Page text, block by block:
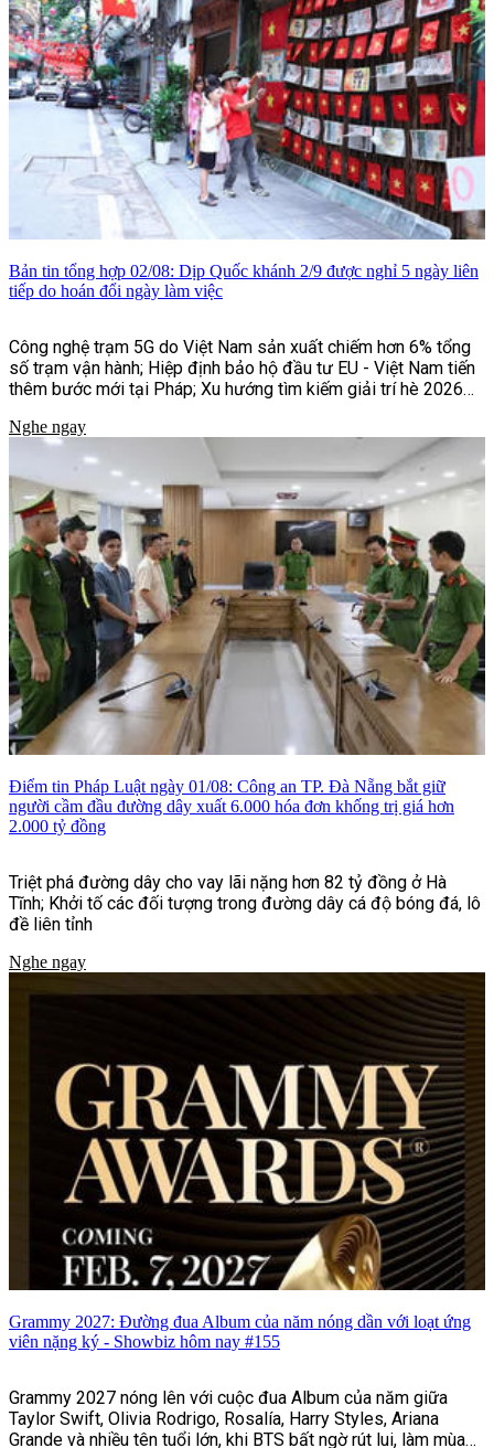
Bản tin tổng hợp 02/08: Dịp Quốc khánh 2/9 được nghỉ 5 ngày liên
tiếp do hoán đổi ngày làm việc
Công nghệ trạm 5G do Việt Nam sản xuất chiếm hơn 6% tổng
số trạm vận hành; Hiệp định bảo hộ đầu tư EU - Việt Nam tiến
thêm bước mới tại Pháp; Xu hướng tìm kiếm giải trí hè 2026
Nghe ngay
Điểm tin Pháp Luật ngày 01/08: Công an TP. Đà Nẵng bắt giữ
người cầm đầu đường dây xuất 6.000 hóa đơn khống trị giá hơn
2.000 tỷ đồng
Triệt phá đường dây cho vay lãi nặng hơn 82 tỷ đồng ở Hà
Tĩnh; Khởi tố các đối tượng trong đường dây cá độ bóng đá, lô
đề liên tỉnh
Nghe ngay
Grammy 2027: Đường đua Album của năm nóng dần với loạt ứng
viên nặng ký - Showbiz hôm nay #155
Grammy 2027 nóng lên với cuộc đua Album của năm giữa
Taylor Swift, Olivia Rodrigo, Rosalía, Harry Styles, Ariana
Grande và nhiều tên tuổi lớn, khi BTS bất ngờ rút lui, làm mùa